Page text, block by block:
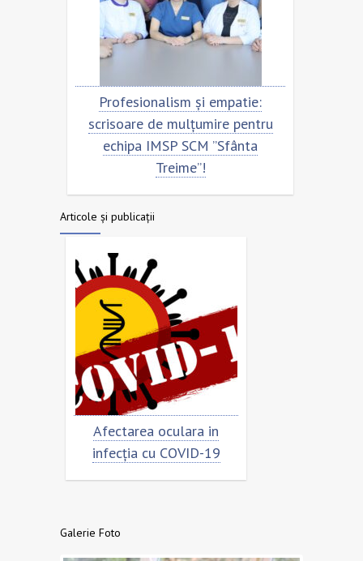
Profesionalism și empatie:
de mulțumire pentru
echipa IMSP SCM ”Sfânta
Scrisoare de
echipa SCM
Articole și publicații
Afectarea oculara in
infecția cu COVID-19
Cât de „încoronat” este
Galerie Foto